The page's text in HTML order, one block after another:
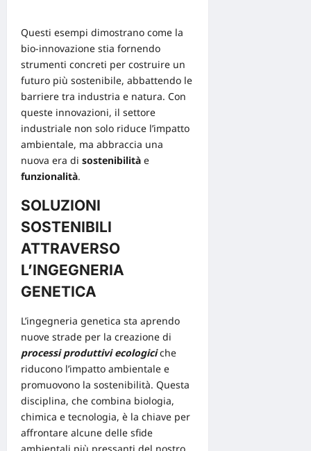
Questi esempi dimostrano come la
bio-innovazione stia fornendo
strumenti concreti per costruire un
futuro più sostenibile, abbattendo le
barriere tra industria e natura. Con
queste innovazioni, il settore
industriale non solo riduce l’impatto
ambientale, ma abbraccia una
nuova era di sostenibilità e
funzionalità.
SOLUZIONI
SOSTENIBILI
ATTRAVERSO
L’INGEGNERIA
GENETICA
L’ingegneria genetica sta aprendo
nuove strade per la creazione di
processi produttivi ecologiciche
riducono l’impatto ambientale e
promuovono la sostenibilità. Questa
disciplina, che combina biologia,
chimica e tecnologia, è la chiave per
affrontare alcune delle sfide
ambientali più pressanti del nostro